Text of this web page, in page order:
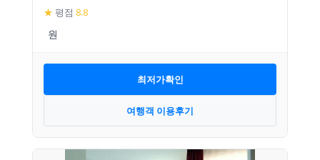
★ 평점 8.8
최저가확인
여행객 이용후기